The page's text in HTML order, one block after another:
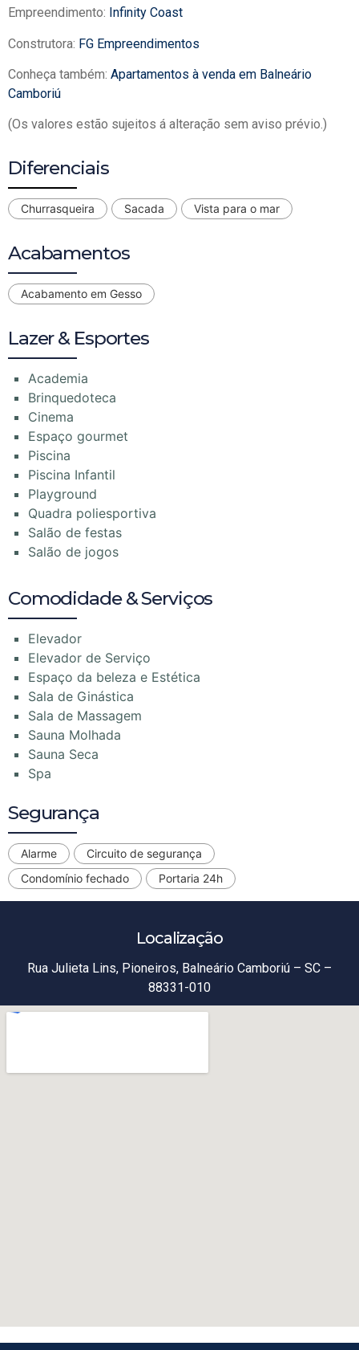
Empreendimento: Infinity Coast
Construtora: FG Empreendimentos
Conheça também: Apartamentos à venda em Balneário
Camboriú
(Os valores estão sujeitos á alteração sem aviso prévio.)
Diferenciais
Churrasqueira Sacada Vista para o mar
Acabamentos
Acabamento em Gesso
Lazer & Esportes
Academia
Brinquedoteca
Cinema
Espaço gourmet
Piscina
Piscina Infantil
Playground
Quadra poliesportiva
Salão de festas
Salão de jogos
Comodidade & Serviços
Elevador
Elevador de Serviço
Espaço da beleza e Estética
Sala de Ginástica
Sala de Massagem
Sauna Molhada
Sauna Seca
Spa
Segurança
Alarme
Circuito de segurança
Condomínio fechado
Portaria 24h
Localização
Rua Julieta Lins, Pioneiros, Balneário Camboriú – SC –
88331-010